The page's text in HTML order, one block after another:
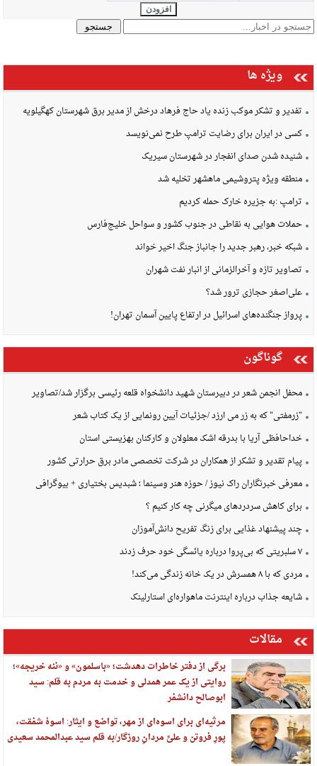
افزودن
ویژه ها
تفدیر و تشکر موکب زنده یاد حاج فرهاد درخش از مدیر برق شهرستان کهگیلویه
کسی در ایران برای رضایت ترامپ طرح نمی‌نویسد
شنیده شدن صدای انفجار در شهرستان سیریک
منطقه ویژه پتروشیمی ماهشهر تخلیه شد
ترامپ :به جزیره خارک حمله کردیم
حملات هوایی به نقاطی در جنوب کشور و سواحل خلیج‌فارس
شبکه خبر، رهبر جدید را جانباز جنگ اخیر خواند
تصاویر تازه و آخرالزمانی از انبار نفت شهران
علی‌اصغر حجازی ترور شد؟
پرواز جنگنده‌های اسرائیل در ارتفاع پایین آسمان تهران!
گوناگون
محفل انجمن شعر در دبیرستان شهید دانشخواه قلعه رئیسی برگزار شد/تصاویر
"زرمفتی" که به زر می ارزد /جزئیات آیین رونمایی از یک کتاب شعر
خداحافظی آریا با بدرقه اشک معلولان و کارکنان بهزیستی استان
پیام تقدیر و تشکر از همکاران در شرکت تخصصی مادر برق حرارتی کشور
معرفی خبرنگاران راک نیوز / حوزه هنر وسینما ؛ شبدیس بختیاری + بیوگرافی
برای کاهش سردردهای میگرنی چه کار کنیم ؟
چند پیشنهاد غذایی برای زنگ تفریح دانش‌آموزان
۷ سلبریتی که بی‌پروا درباره یائسگی خود حرف زدند
مردی که با ۸ همسرش در یک خانه زندگی می‌کند!
شایعه جذاب درباره اینترنت ماهواره‌ای استارلینک
مقالات
برگی از دفتر خاطرات دهدشت؛ «باسلمون» و «ننه خریجه»؛
روایتی از یک عمر همدلی و خدمت به مردم به قلم: سید
ابوصالح دانشفر
مرثیه‌ای برای اسوه‌ای از مهر، تواضع و ایثار: اسوهٔ شفقت،
پورِ فروتن و علیِّ مردانِ روزگار/به قلم سید عبدالمحمد سعیدی